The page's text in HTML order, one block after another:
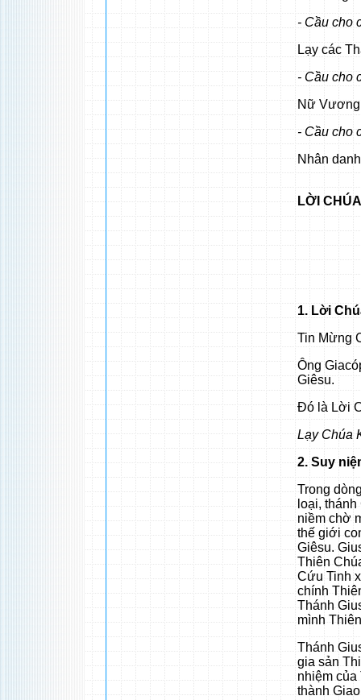
- Cầu cho
Lạy các
- Cầu cho
Nữ
- Cầu cho
Nhân
LỜI
1. Lời
Tin Mừng
Ông
Giêsu.
Đó là Lời
Lạy Chúa
2. Suy
Trong
loại,
niềm chờ
thế giới
Giêsu.
Thiên
Cứu Tinh
chính
Thánh
mình
Thánh
gia sản
nhiệm
thành